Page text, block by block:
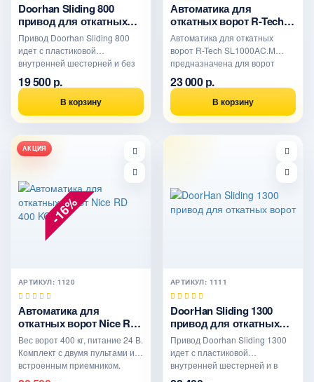
Doorhan Sliding 800
привод для откатных
ворот
Привод Doorhan Sliding 800
идет с пластиковой
внутренней шестерней и без
масляной ванны. Рассчитан д..
19 500 р.
В корзину
Автоматика для
откатных ворот R-Tech
SL1000AC.М до 1000 кг
Автоматика для откатных
ворот R-Tech SL1000AC.М
предназначена для ворот
весом до 1000 кг. В комплект..
23 000 р.
В корзину
АКЦИЯ
-16%
АРТИКУЛ: 1120
Автоматика для
откатных ворот Nice RD
400 KCE
Вес ворот 400 кг, питание 24 В.
Комплект с двумя пультами и
встроенным приемником.
Привод оборудован..
АРТИКУЛ: 1111
DoorHan Sliding 1300
привод для откатных
ворот
Привод Doorhan Sliding 1300
идет с пластиковой
внутренней шестерней и в
масляной ванне. Рассчитан